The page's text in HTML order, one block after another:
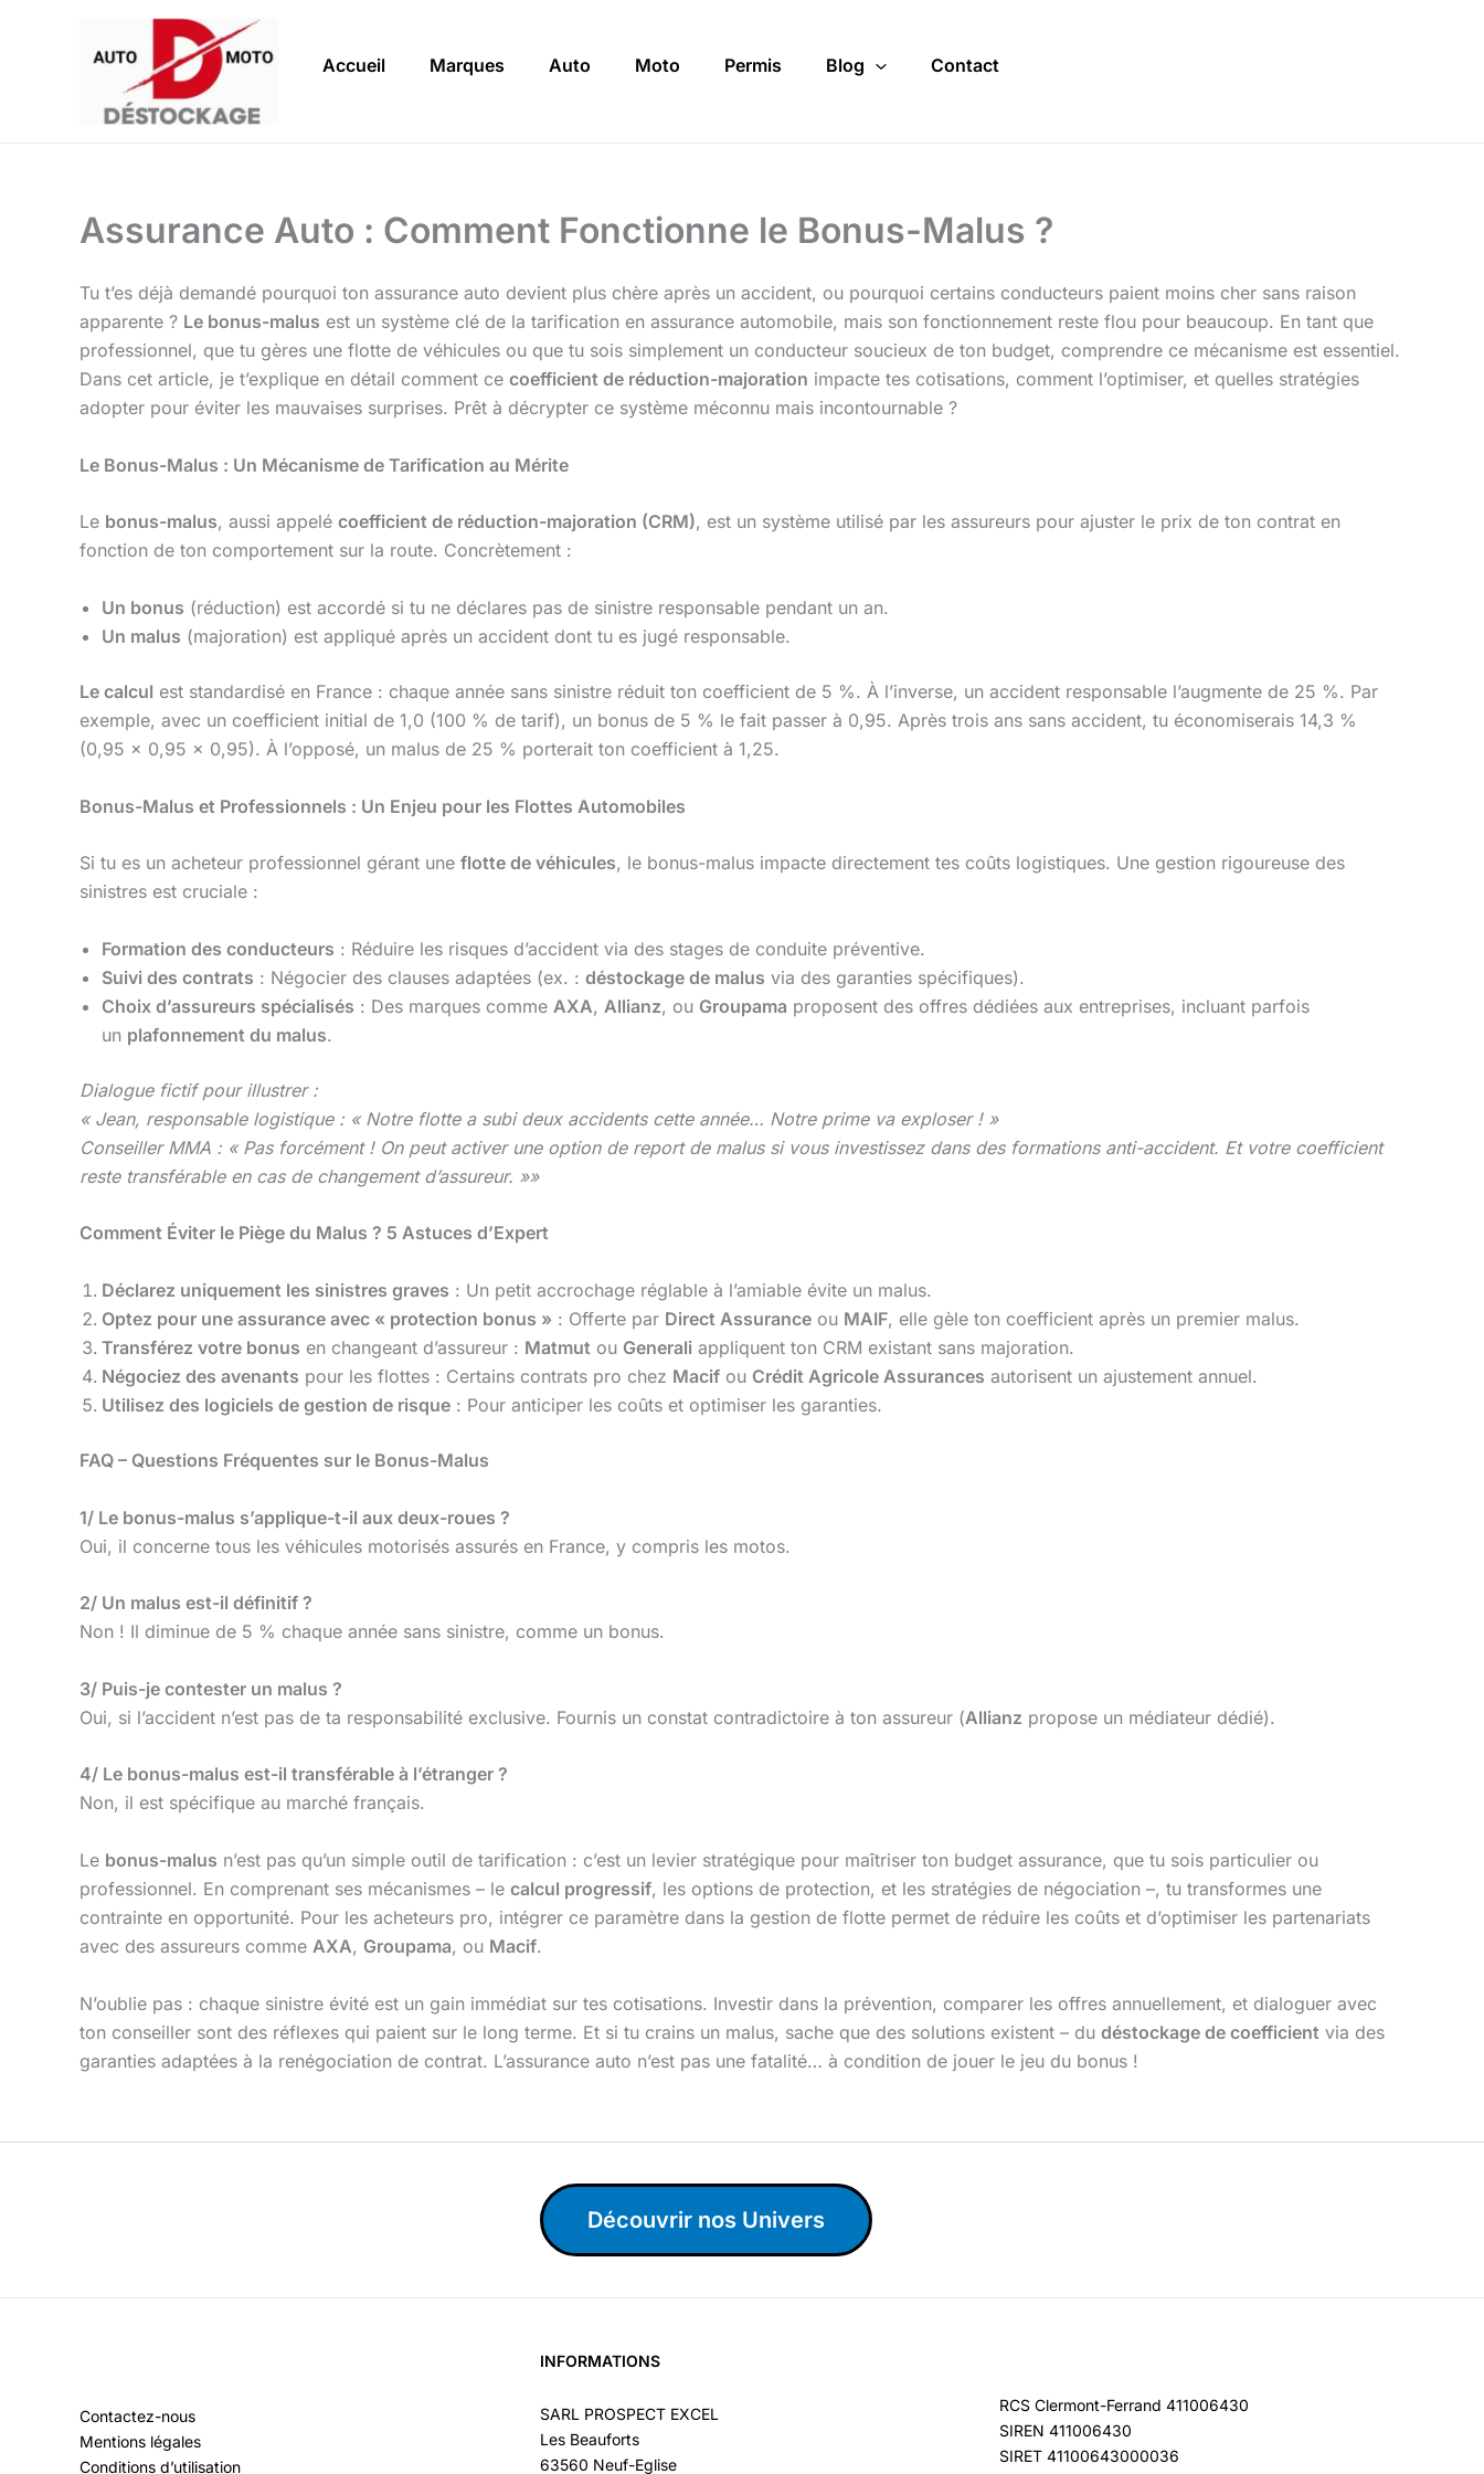
Accueil Marques Auto Moto Permis Blog Contact
Assurance Auto : Comment Fonctionne le Bonus-Malus ?
Tu t’es déjà demandé pourquoi ton assurance auto devient plus chère après un accident, ou pourquoi certains conducteurs paient moins cher sans raison
apparente ? Le bonus-malus est un système clé de la tarification en assurance automobile, mais son fonctionnement reste flou pour beaucoup. En tant que
professionnel, que tu gères une flotte de véhicules ou que tu sois simplement un conducteur soucieux de ton budget, comprendre ce mécanisme est essentiel.
Dans cet article, je t’explique en détail comment ce coefficient de réduction-majoration impacte tes cotisations, comment l’optimiser, et quelles stratégies
adopter pour éviter les mauvaises surprises. Prêt à décrypter ce système méconnu mais incontournable ?
Le Bonus-Malus : Un Mécanisme de Tarification au Mérite
Le bonus-malus, aussi appelé coefficient de réduction-majoration (CRM), est un système utilisé par les assureurs pour ajuster le prix de ton contrat en
fonction de ton comportement sur la route. Concrètement :
Un bonus (réduction) est accordé si tu ne déclares pas de sinistre responsable pendant un an.
Un malus (majoration) est appliqué après un accident dont tu es jugé responsable.
Le calcul est standardisé en France : chaque année sans sinistre réduit ton coefficient de 5 %. À l’inverse, un accident responsable l’augmente de 25 %. Par
exemple, avec un coefficient initial de 1,0 (100 % de tarif), un bonus de 5 % le fait passer à 0,95. Après trois ans sans accident, tu économiserais 14,3 %
(0,95 x 0,95 x 0,95). À l’opposé, un malus de 25 % porterait ton coefficient à 1,25.
Bonus-Malus et Professionnels : Un Enjeu pour les Flottes Automobiles
Si tu es un acheteur professionnel gérant une flotte de véhicules, le bonus-malus impacte directement tes coûts logistiques. Une gestion rigoureuse des
sinistres est cruciale :
Formation des conducteurs : Réduire les risques d’accident via des stages de conduite préventive.
Suivi des contrats : Négocier des clauses adaptées (ex. : déstockage de malus via des garanties spécifiques).
Choix d’assureurs spécialisés : Des marques comme AXA, Allianz, ou Groupama proposent des offres dédiées aux entreprises, incluant parfois
un plafonnement du malus.
Dialogue fictif pour illustrer :
« Jean, responsable logistique : « Notre flotte a subi deux accidents cette année… Notre prime va exploser ! »
Conseiller MMA : « Pas forcément ! On peut activer une option de report de malus si vous investissez dans des formations anti-accident. Et votre coefficient
reste transférable en cas de changement d’assureur. »»
Comment Éviter le Piège du Malus ? 5 Astuces d’Expert
Déclarez uniquement les sinistres graves : Un petit accrochage réglable à l’amiable évite un malus.
Optez pour une assurance avec « protection bonus » : Offerte par Direct Assurance ou MAIF, elle gèle ton coefficient après un premier malus.
Transférez votre bonus en changeant d’assureur : Matmut ou Generali appliquent ton CRM existant sans majoration.
Négociez des avenants pour les flottes : Certains contrats pro chez Macif ou Crédit Agricole Assurances autorisent un ajustement annuel.
Utilisez des logiciels de gestion de risque : Pour anticiper les coûts et optimiser les garanties.
FAQ – Questions Fréquentes sur le Bonus-Malus
1/ Le bonus-malus s’applique-t-il aux deux-roues ?
Oui, il concerne tous les véhicules motorisés assurés en France, y compris les motos.
2/ Un malus est-il définitif ?
Non ! Il diminue de 5 % chaque année sans sinistre, comme un bonus.
3/ Puis-je contester un malus ?
Oui, si l’accident n’est pas de ta responsabilité exclusive. Fournis un constat contradictoire à ton assureur (Allianz propose un médiateur dédié).
4/ Le bonus-malus est-il transférable à l’étranger ?
Non, il est spécifique au marché français.
Le bonus-malus n’est pas qu’un simple outil de tarification : c’est un levier stratégique pour maîtriser ton budget assurance, que tu sois particulier ou
professionnel. En comprenant ses mécanismes – le calcul progressif, les options de protection, et les stratégies de négociation –, tu transformes une
contrainte en opportunité. Pour les acheteurs pro, intégrer ce paramètre dans la gestion de flotte permet de réduire les coûts et d’optimiser les partenariats
avec des assureurs comme AXA, Groupama, ou Macif.
N’oublie pas : chaque sinistre évité est un gain immédiat sur tes cotisations. Investir dans la prévention, comparer les offres annuellement, et dialoguer avec
ton conseiller sont des réflexes qui paient sur le long terme. Et si tu crains un malus, sache que des solutions existent – du déstockage de coefficient via des
garanties adaptées à la renégociation de contrat. L’assurance auto n’est pas une fatalité… à condition de jouer le jeu du bonus !
Découvrir nos Univers
Contactez-nous
Mentions légales
Conditions d’utilisation
INFORMATIONS
SARL PROSPECT EXCEL
Les Beauforts
63560 Neuf-Eglise
RCS Clermont-Ferrand 411006430
SIREN 411006430
SIRET 41100643000036